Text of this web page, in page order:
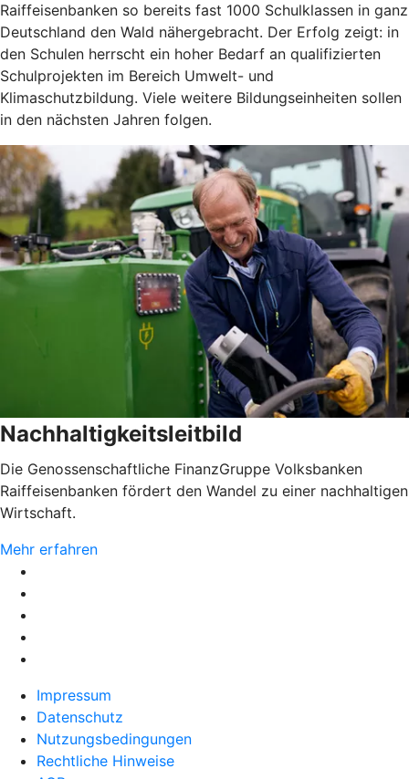
Raiffeisenbanken so bereits fast 1000 Schulklassen in ganz
Deutschland den Wald nähergebracht. Der Erfolg zeigt: in
den Schulen herrscht ein hoher Bedarf an qualifizierten
Schulprojekten im Bereich Umwelt- und
Klimaschutzbildung. Viele weitere Bildungseinheiten sollen
in den nächsten Jahren folgen.
Nachhaltigkeitsleitbild
Die Genossenschaftliche FinanzGruppe Volksbanken
Raiffeisenbanken fördert den Wandel zu einer nachhaltigen
Wirtschaft.
Mehr erfahren
Impressum
Datenschutz
Nutzungsbedingungen
Rechtliche Hinweise